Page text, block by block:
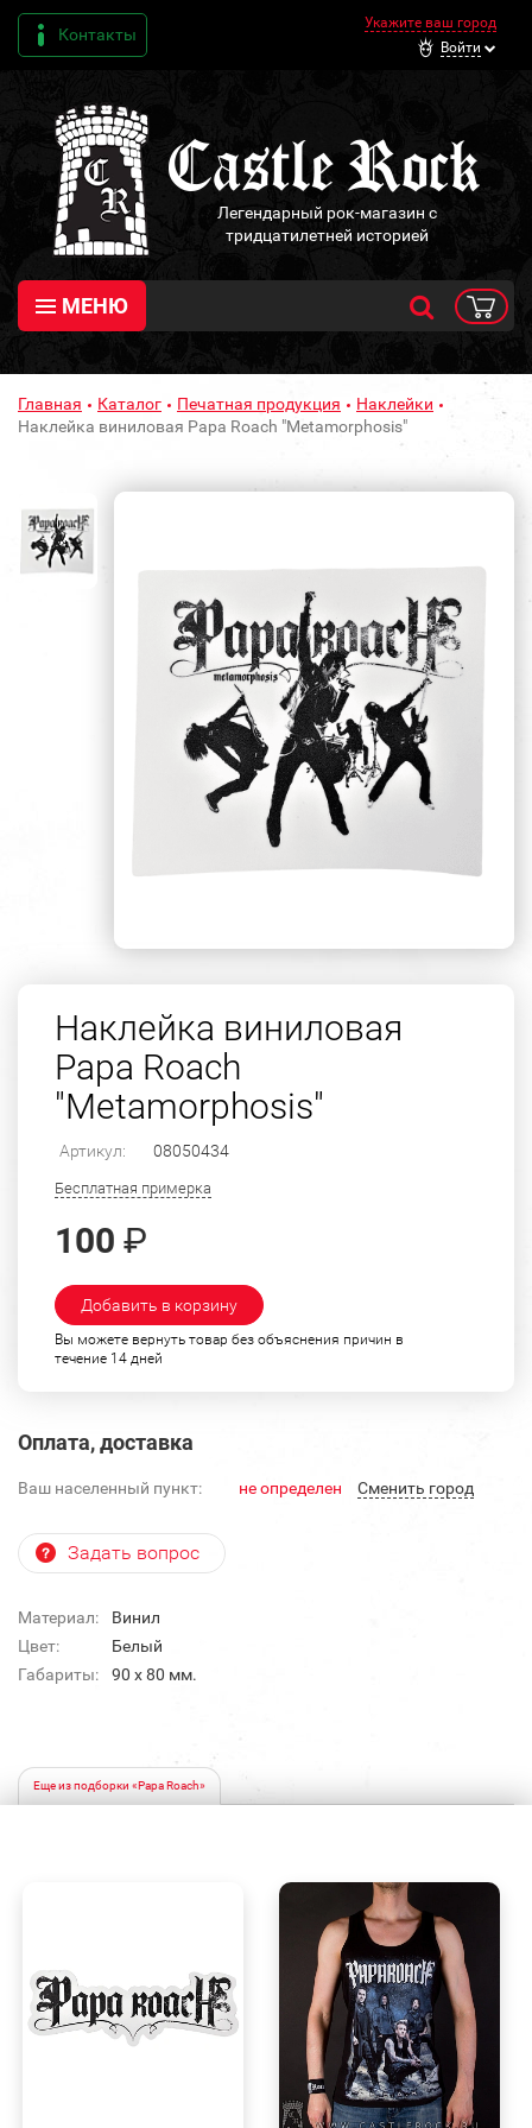
Контакты
Укажите ваш город
Войти
Легендарный рок-магазин с
тридцатилетней историей
МЕНЮ
Главная Каталог Печатная продукция
Наклейки
Наклейка виниловая Papa Roach "Metamorphosis"
Наклейка виниловая
Papa Roach
"Metamorphosis"
Артикул: 08050434
Бесплатная примерка
100 ₽
Добавить в корзину
Вы можете вернуть товар без объяснения причин в
течение 14 дней
Оплата, доставка
Ваш населенный пункт: не определен Cменить город
Задать вопрос
Материал:
Винил
Цвет:
Белый
Габариты:
90 х 80 мм.
Еще из подборки «Papa Roach»